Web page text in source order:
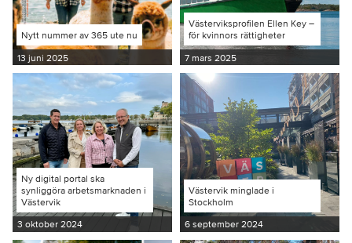
Nytt nummer av 365 ute nu
13 juni 2025
Västerviksprofilen Ellen Key –
för kvinnors rättigheter
7 mars 2025
Ny digital portal ska
synliggöra arbetsmarknaden i
Västervik
3 oktober 2024
Västervik minglade i
Stockholm
6 september 2024